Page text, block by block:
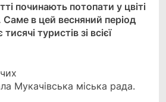
починають потопати у цвіті
Саме в цей весняний період
туристів зі всієї
Мукачівська міська рада.